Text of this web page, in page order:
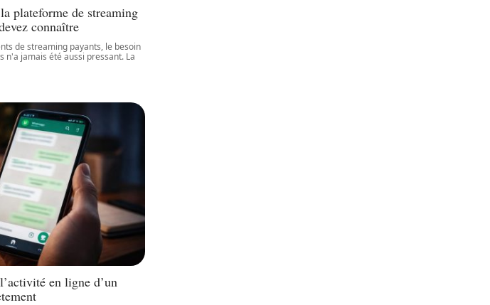
plateforme de streaming
connaître
de streaming payants, le besoin
jamais été aussi pressant. La
en ligne d’un